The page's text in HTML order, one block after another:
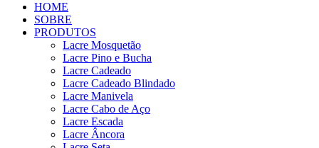
HOME
SOBRE
PRODUTOS
Lacre Mosquetão
Lacre Pino e Bucha
Lacre Cadeado
Lacre Cadeado Blindado
Lacre Manivela
Lacre Cabo de Aço
Lacre Escada
Lacre Âncora